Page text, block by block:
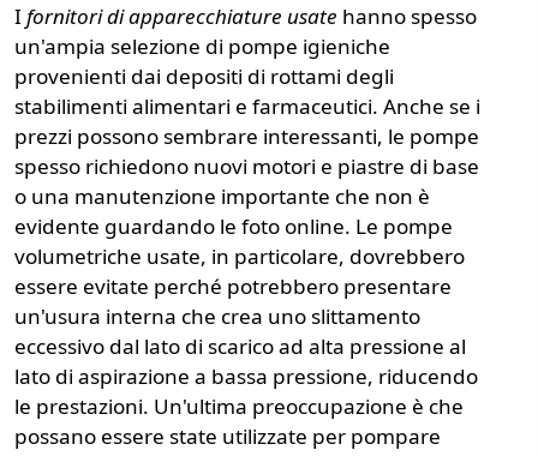
Ifornitori di apparecchiature usate hanno spesso
un'ampia selezione di pompe igieniche
provenienti dai depositi di rottami degli
stabilimenti alimentari e farmaceutici. Anche se i
prezzi possono sembrare interessanti, le pompe
spesso richiedono nuovi motori e piastre di base
o una manutenzione importante che non è
evidente guardando le foto online. Le pompe
volumetriche usate, in particolare, dovrebbero
essere evitate perché potrebbero presentare
un'usura interna che crea uno slittamento
eccessivo dal lato di scarico ad alta pressione al
lato di aspirazione a bassa pressione, riducendo
le prestazioni. Un'ultima preoccupazione è che
possano essere state utilizzate per pompare